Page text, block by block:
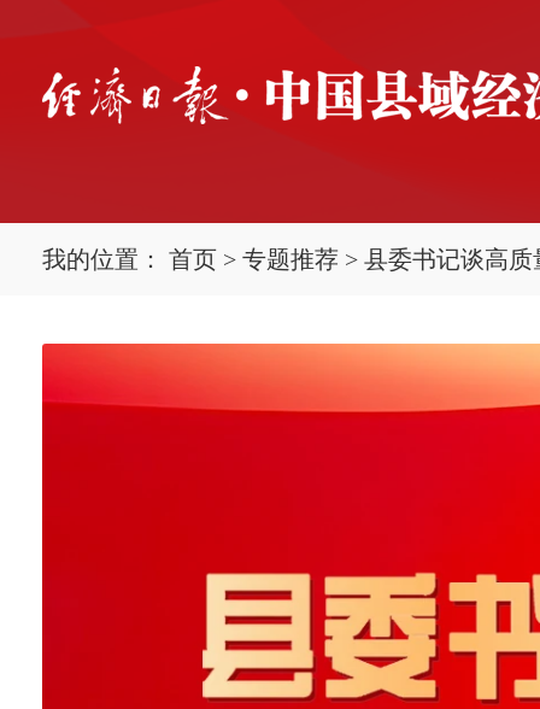
我的位置： 首页 > 专题推荐 > 县委书记谈高质